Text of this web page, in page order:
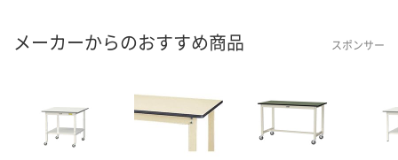
メーカーからのおすすめ商品 スポンサー